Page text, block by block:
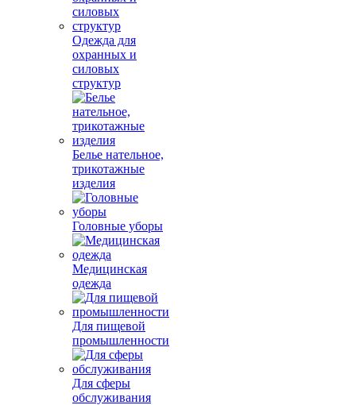
Одежда для
охранных и
силовых
структур
Белье нательное,
трикотажные
изделия
Головные уборы
Медицинская
одежда
Для пищевой
промышленности
Для сферы
обслуживания